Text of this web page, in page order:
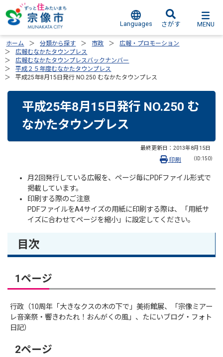
Languages さがす MENU
ホーム 分類から探す 市政
広報・プロモーション
広報むなかたタウンプレス
広報むなかたタウンプレスバックナンバー
平成２５年度むなかたタウンプレス
平成25年8月15日発行 NO.250 むなかたタウンプレス
平成25年8月15日発行 NO.250 む
なかたタウンプレス
最終更新日： 2013年8月15日
（ID:150）
印刷
月2回発行している広報を、ページ毎にPDFファイル形式で
掲載しています。
印刷する際のご注意
PDFファイルをA4サイズの用紙に印刷する際は、「用紙サ
イズに合わせてページを縮小」に設定してください。
目次
1ページ
行政（10周年「大きなクスの木の下で」美術館展、「宗像ミアー
レ音楽祭・響きわたれ！おんがくの風」、たにいブログ・フォト
日記）
2ページ